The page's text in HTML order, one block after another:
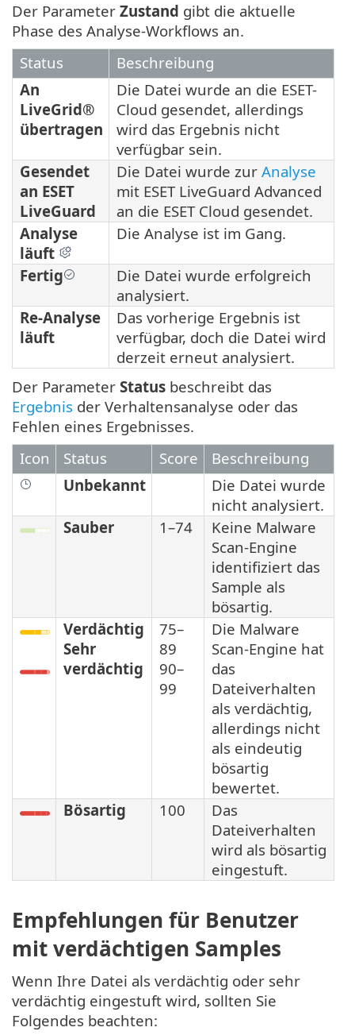
Der Parameter Zustand gibt die aktuelle
Phase des Analyse-Workflows an.
Status
Beschreibung
An
LiveGrid®
übertragen
Die Datei wurde an die ESET-
Cloud gesendet, allerdings
wird das Ergebnis nicht
verfügbar sein.
Gesendet
an ESET
LiveGuard
Die Datei wurde zur Analyse
mit ESET LiveGuard Advanced
an die ESET Cloud gesendet.
Analyse
läuft
Die Analyse ist im Gang.
Fertig
Die Datei wurde erfolgreich
analysiert.
Re-Analyse
läuft
Das vorherige Ergebnis ist
verfügbar, doch die Datei wird
derzeit erneut analysiert.
Der Parameter Status beschreibt das
Ergebnis der Verhaltensanalyse oder das
Fehlen eines Ergebnisses.
Icon
Status Score
Beschreibung
Unbekannt
Die Datei wurde
nicht analysiert.
Sauber
1–74
Keine Malware
Scan-Engine
identifiziert das
Sample als
bösartig.
Verdächtig
Sehr
verdächtig
75–
89
90–
99
Die Malware
Scan-Engine hat
das
Dateiverhalten
als verdächtig,
allerdings nicht
als eindeutig
bösartig
bewertet.
Bösartig
100
Das
Dateiverhalten
wird als bösartig
eingestuft.
Empfehlungen für Benutzer
mit verdächtigen Samples
Wenn Ihre Datei als verdächtig oder sehr
verdächtig eingestuft wird, sollten Sie
Folgendes beachten: